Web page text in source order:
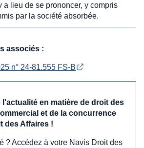
a lieu de se prononcer, y compris
par la société absorbée.
associés :
n° 24-81.555 FS-B
l'actualité en matière de droit des
et de la concurrence
des Affaires !
? Accédez à votre Navis Droit des